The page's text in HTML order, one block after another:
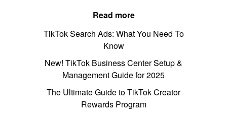
Read more
TikTok Search Ads: What You Need To
Know
New! TikTok Business Center Setup &
Management Guide for 2025
The Ultimate Guide to TikTok Creator
Rewards Program